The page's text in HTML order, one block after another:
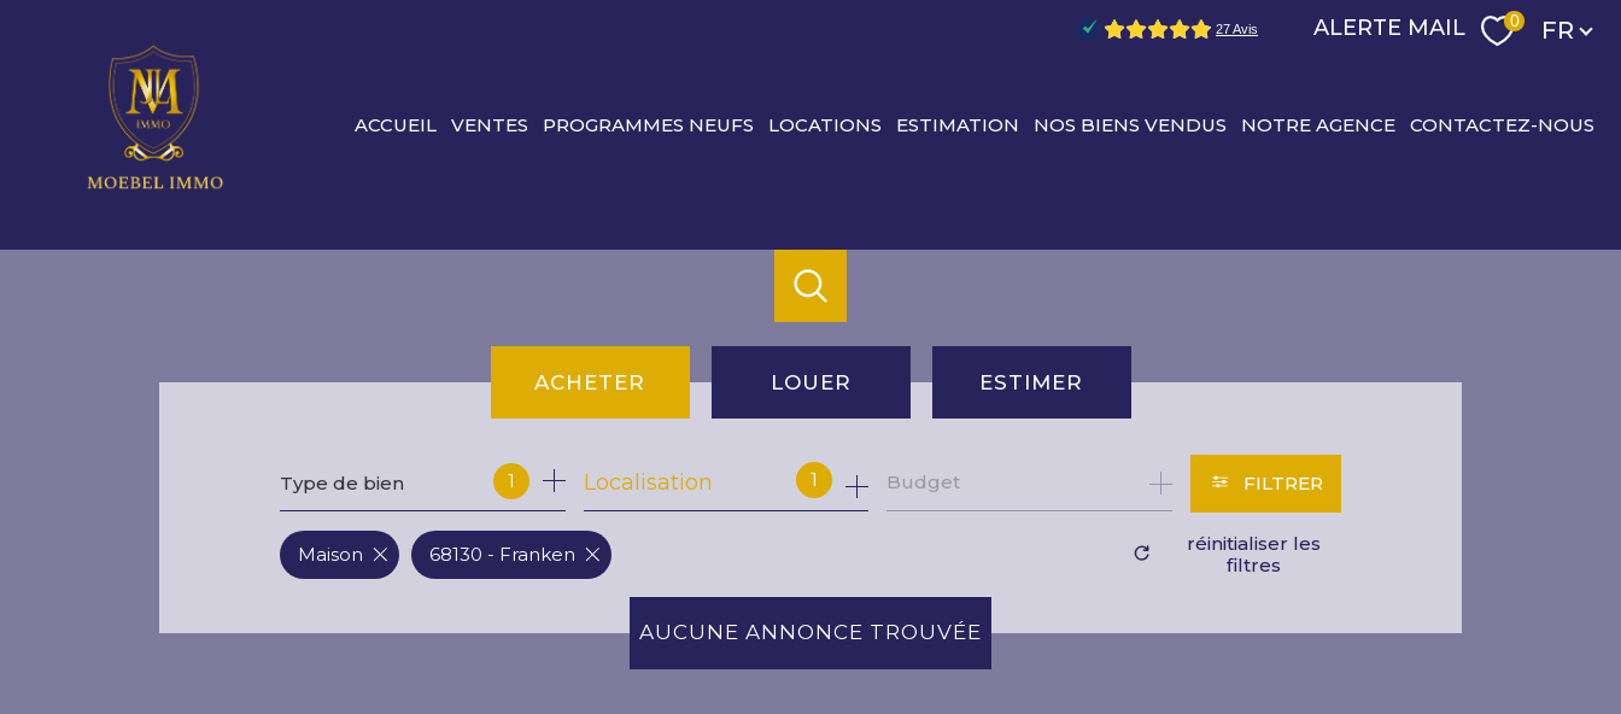
ALERTE MAIL 0 FR
ACCUEIL VENTES PROGRAMMES NEUFS LOCATIONS ESTIMATION NOS BIENS VENDUS NOTRE AGENCE CONTACTEZ-NOUS
ACHETER
de l'ancien
du neuf
LOUER
à l'année
de l'immo pro
ESTIMER
Type de bien 1 1
Localisation Budget FILTRER
AUCUNE ANNONCE TROUVÉE
Maison 68130 - Franken
réinitialiser les
filtres